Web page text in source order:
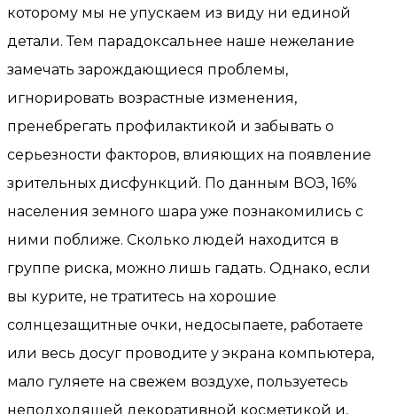
которому мы не упускаем из виду ни единой
детали. Тем парадоксальнее наше нежелание
замечать зарождающиеся проблемы,
игнорировать возрастные изменения,
пренебрегать профилактикой и забывать о
серьезности факторов, влияющих на появление
зрительных дисфункций. По данным ВОЗ, 16%
населения земного шара уже познакомились с
ними поближе. Сколько людей находится в
группе риска, можно лишь гадать. Однако, если
вы курите, не тратитесь на хорошие
солнцезащитные очки, недосыпаете, работаете
или весь досуг проводите у экрана компьютера,
мало гуляете на свежем воздухе, пользуетесь
неподходящей декоративной косметикой и,